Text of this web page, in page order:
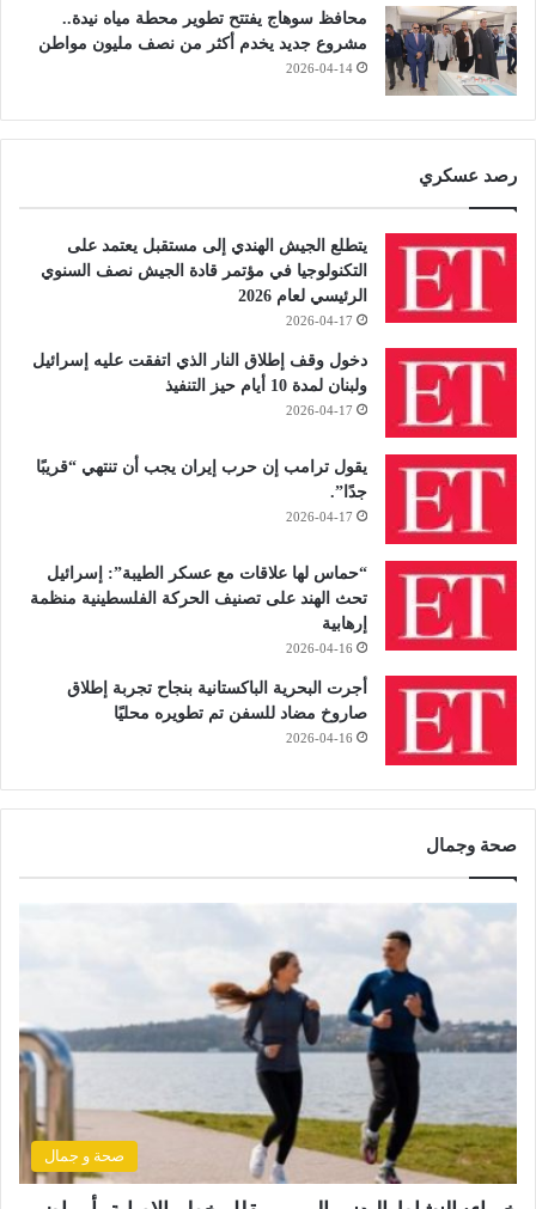
محافظ سوهاج يفتتح تطوير محطة مياه نيدة..
مشروع جديد يخدم أكثر من نصف مليون مواطن
2026-04-14
رصد عسكري
يتطلع الجيش الهندي إلى مستقبل يعتمد على
التكنولوجيا في مؤتمر قادة الجيش نصف السنوي
الرئيسي لعام 2026
2026-04-17
دخول وقف إطلاق النار الذي اتفقت عليه إسرائيل
ولبنان لمدة 10 أيام حيز التنفيذ
2026-04-17
يقول ترامب إن حرب إيران يجب أن تنتهي “قريبًا
جدًا”.
2026-04-17
“حماس لها علاقات مع عسكر الطيبة”: إسرائيل
تحث الهند على تصنيف الحركة الفلسطينية منظمة
إرهابية
2026-04-16
أجرت البحرية الباكستانية بنجاح تجربة إطلاق
صاروخ مضاد للسفن تم تطويره محليًا
2026-04-16
صحة وجمال
صحة و جمال